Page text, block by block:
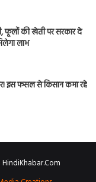
फूलों की खेती पर सरकार दे
लाभ
इस फसल से किसान कमा रहे